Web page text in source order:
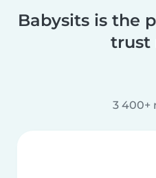
Babysits is the
trust
3 400+